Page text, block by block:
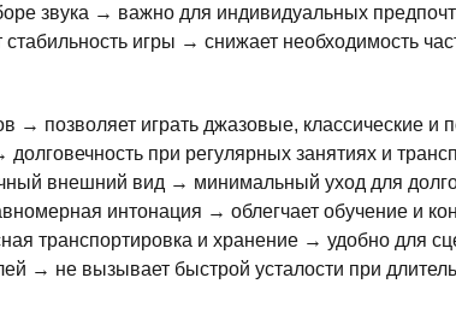
звука → важно для индивидуальных
игры → снижает необходимость
→ позволяет играть джазовые, классические и
при регулярных занятиях и
внешний вид → минимальный уход для
интонация → облегчает обучение и
транспортировка и хранение → удобно для
→ не вызывает быстрой усталости при